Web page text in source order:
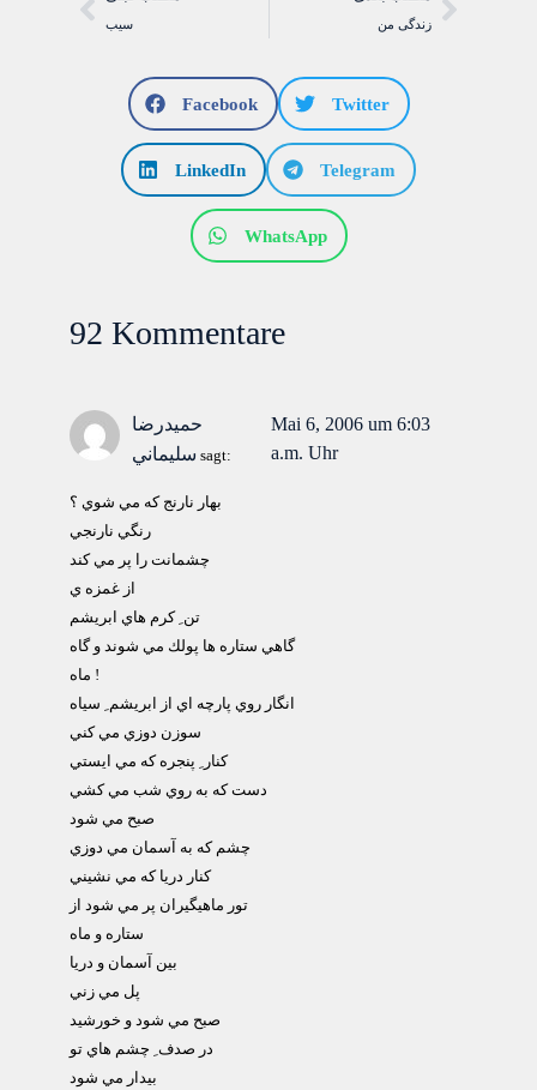
سيب زندگی من
Facebook Twitter
LinkedIn Telegram
WhatsApp
92 Kommentare
حميدرضا
سليماني sagt:
Mai 6, 2006 um 6:03
a.m. Uhr
بهار نارنج كه مي شوي ؟
رنگي نارنجي
چشمانت را پر مي كند
از غمزه ي
تن ِ كرم هاي ابريشم
گاهي ستاره ها پولك مي شوند و گاه
ماه !
انگار روي پارچه اي از ابريشم ِ سياه
سوزن دوزي مي كني
كنار ِ پنجره كه مي ايستي
دست كه به روي شب مي كشي
صبح مي شود
چشم كه به آسمان مي دوزي
كنار دريا كه مي نشيني
تور ماهيگيران پر مي شود از
ستاره و ماه
بين آسمان و دريا
پل مي زني
صبح مي شود و خورشيد
در صدف ِ چشم هاي تو
بيدار مي شود